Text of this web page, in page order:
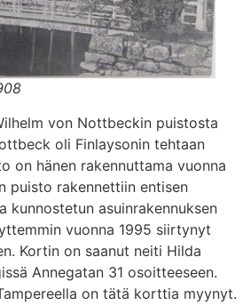
von Nottbeckin puistosta
oli Finlaysonin tehtaan
on hänen rakennuttama vuonna
puisto rakennettiin entisen
kunnostetun asuinrakennuksen
vuonna 1995 siirtynyt
Kortin on saanut neiti Hilda
Annegatan 31 osoitteeseen.
on tätä korttia myynyt.